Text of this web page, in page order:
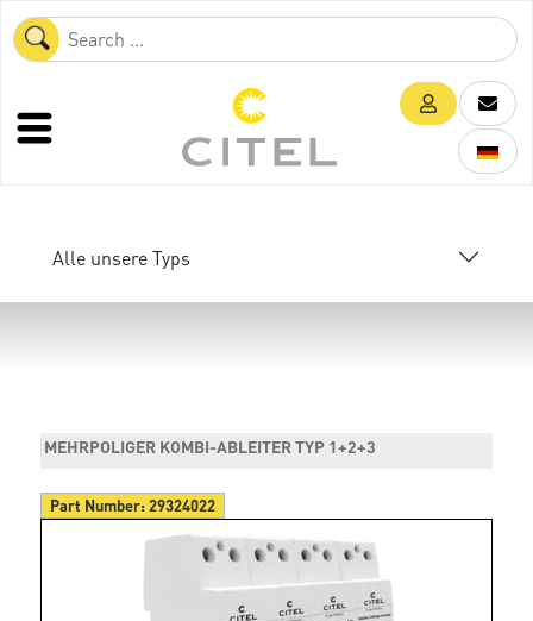
Alle unsere Typs
MEHRPOLIGER KOMBI-ABLEITER TYP 1+2+3
Part Number:29324022